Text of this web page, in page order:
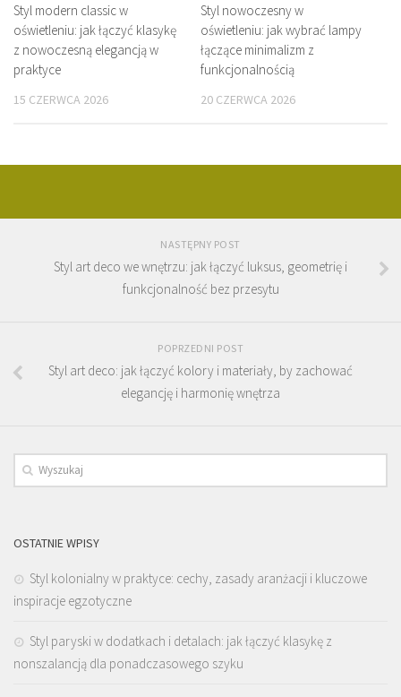
Styl modern classic w
oświetleniu: jak łączyć klasykę
z nowoczesną elegancją w
praktyce
15 CZERWCA 2026
Styl nowoczesny w
oświetleniu: jak wybrać lampy
łączące minimalizm z
funkcjonalnością
20 CZERWCA 2026
NASTĘPNY POST
Styl art deco we wnętrzu: jak łączyć luksus, geometrię i
funkcjonalność bez przesytu
POPRZEDNI POST
Styl art deco: jak łączyć kolory i materiały, by zachować
elegancję i harmonię wnętrza
OSTATNIE WPISY
Styl kolonialny w praktyce: cechy, zasady aranżacji i kluczowe
inspiracje egzotyczne
Styl paryski w dodatkach i detalach: jak łączyć klasykę z
nonszalancją dla ponadczasowego szyku